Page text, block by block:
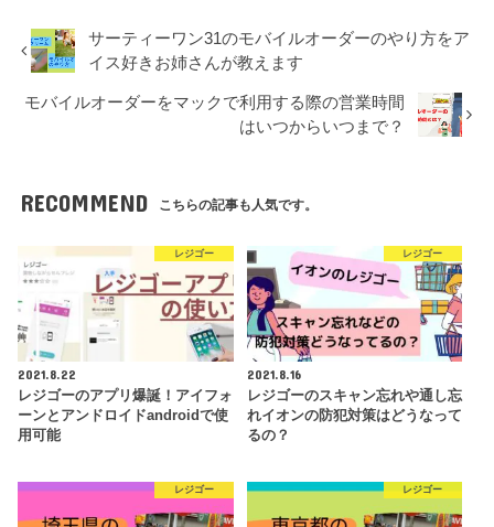
サーティーワン31のモバイルオーダーのやり方をア
イス好きお姉さんが教えます
モバイルオーダーをマックで利用する際の営業時間
はいつからいつまで？
RECOMMEND こちらの記事も人気です。
レジゴー
2021.8.22
レジゴーのアプリ爆誕！アイフォ
ーンとアンドロイドandroidで使
用可能
レジゴー
2021.8.16
レジゴーのスキャン忘れや通し忘
れイオンの防犯対策はどうなって
るの？
レジゴー レジゴー